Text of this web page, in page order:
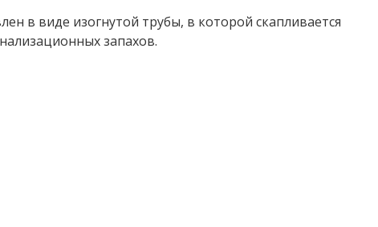
в виде изогнутой трубы, в которой скапливается
запахов.